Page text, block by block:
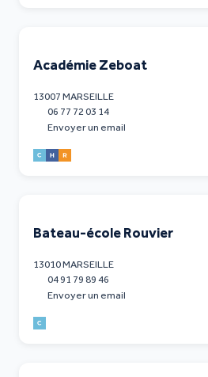
Académie Zeboat
13007 MARSEILLE
06 77 72 03 14
Envoyer un email
Bateau-école Rouvier
13010 MARSEILLE
04 91 79 89 46
Envoyer un email